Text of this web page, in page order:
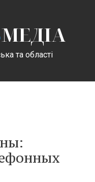
МЕДІА
та області